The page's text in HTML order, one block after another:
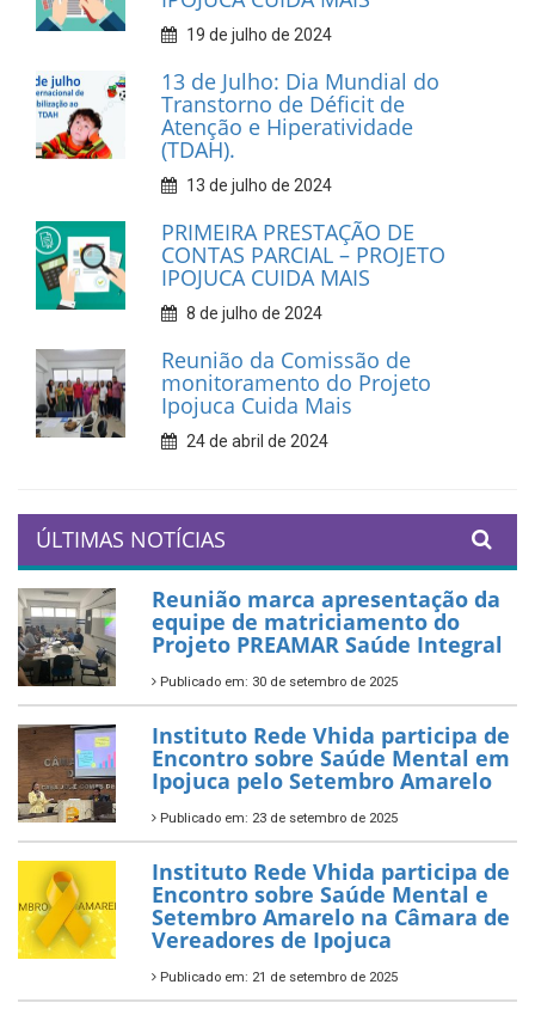
19 de julho de 2024
13 de Julho: Dia Mundial do
Transtorno de Déficit de
Atenção e Hiperatividade
(TDAH).
13 de julho de 2024
PRIMEIRA PRESTAÇÃO DE
CONTAS PARCIAL – PROJETO
IPOJUCA CUIDA MAIS
8 de julho de 2024
Reunião da Comissão de
monitoramento do Projeto
Ipojuca Cuida Mais
24 de abril de 2024
ÚLTIMAS NOTÍCIAS
Reunião marca apresentação da
equipe de matriciamento do
Projeto PREAMAR Saúde Integral
Publicado em: 30 de setembro de 2025
Instituto Rede Vhida participa de
Encontro sobre Saúde Mental em
Ipojuca pelo Setembro Amarelo
Publicado em: 23 de setembro de 2025
Instituto Rede Vhida participa de
Encontro sobre Saúde Mental e
Setembro Amarelo na Câmara de
Vereadores de Ipojuca
Publicado em: 21 de setembro de 2025